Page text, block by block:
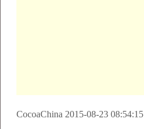
CocoaChina 2015-08-23 08:54:15